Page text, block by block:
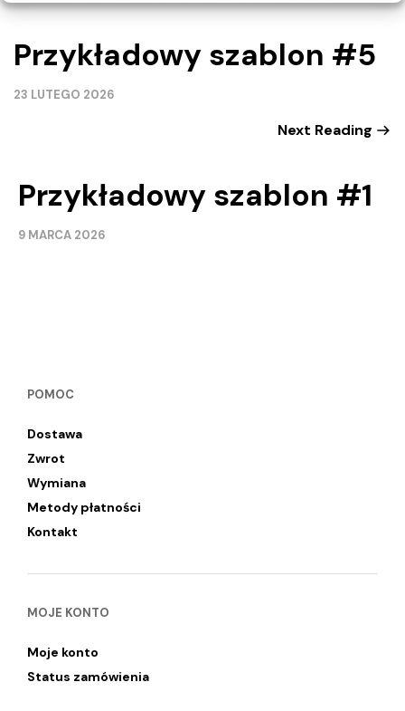
Przykładowy szablon #5
23 LUTEGO 2026
Next Reading
Przykładowy szablon #1
9 MARCA 2026
POMOC
Dostawa
Zwrot
Wymiana
Metody płatności
Kontakt
MOJE KONTO
Moje konto
Status zamówienia